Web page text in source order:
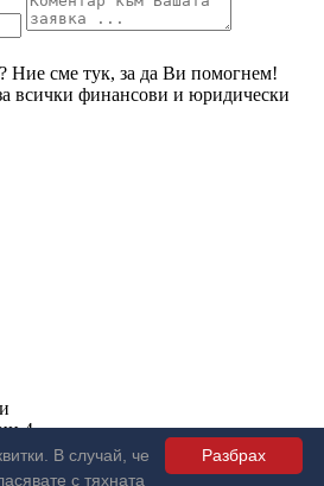
Ние сме тук, за да Ви помогнем!
всички финансови и юридически
4
Разбрах
В случай, че
с тяхната